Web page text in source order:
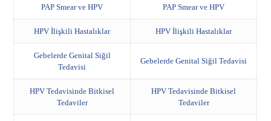
PAP Smear ve HPV PAP Smear ve HPV
HPV İlişkili Hastalıklar HPV İlişkili Hastalıklar
Gebelerde Genital Siğil
Tedavisi
Gebelerde Genital Siğil Tedavisi
HPV Tedavisinde Bitkisel
Tedaviler
HPV Tedavisinde Bitkisel
Tedaviler